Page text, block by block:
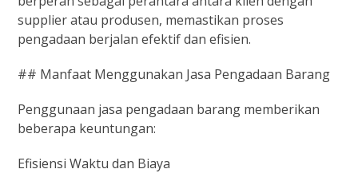
supplier atau produsen, memastikan proses
pengadaan berjalan efektif dan efisien.
## Manfaat Menggunakan Jasa Pengadaan Barang
Penggunaan jasa pengadaan barang memberikan
beberapa keuntungan:
Efisiensi Waktu dan Biaya